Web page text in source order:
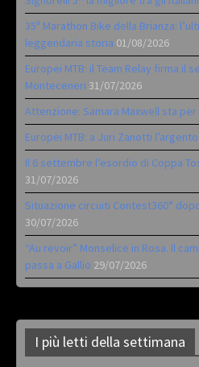
35ª Marathon Bike della Brianza:
leggendaria storia 01/08/2026
Europei MTB: il Team Relay firma il
Monteceneri 31/07/2026
Attenzione: Samara Maxwell sta
Europei MTB: a Juri Zanotti l’argento
Il 6 settembre l’esordio di Coppa
31/07/2026
Situazione circuiti Contest360°
30/07/2026
“Au revoir” Monselice in Rosa. Il
passa a Gallio 29/07/2026
I più letti della settimana